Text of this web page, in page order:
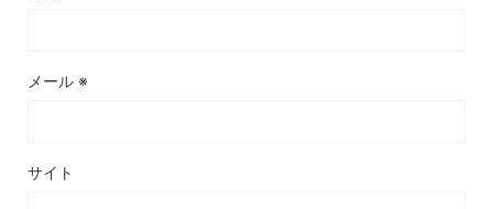
メール ※
サイト